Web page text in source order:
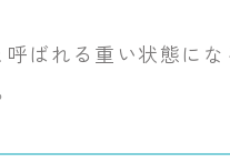
呼ばれる重い状態に